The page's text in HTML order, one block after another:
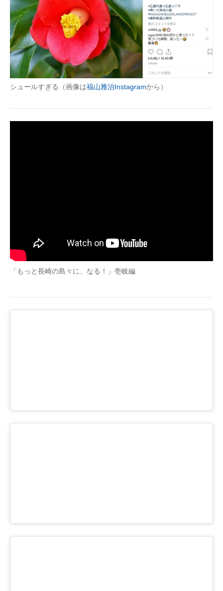
シュールすぎる（画像は福山雅治Instagramから）
「もっと長崎の島々に、なる！」壱岐編